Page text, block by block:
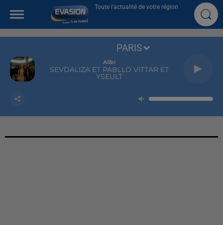
Toute l'actualité de votre région
Alibi
SEVDALIZA ET PABLLO VITTAR ET
YSEULT
PARIS